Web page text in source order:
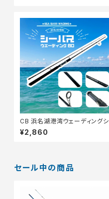
CB 浜名湖港湾ウェーディングシ
ーバス80【Tオリ】
¥2,860
セール中の商品